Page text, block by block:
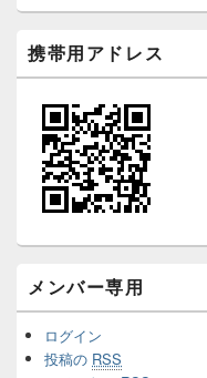
携帯用アドレス
メンバー専用
ログイン
投稿の RSS